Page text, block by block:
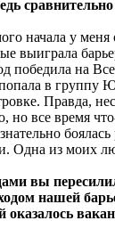
начала у
выиграла
победила на
в группу
Правда,
но все время
Одна из моих
вы
нашей
оказалось